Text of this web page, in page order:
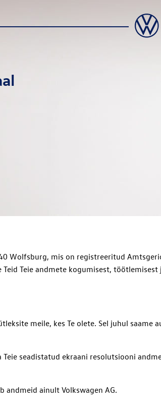
Wolfsburg, mis on registreeritud
Teie andmete kogumisest, töötlemisest
meile, kes Te olete. Sel juhul
seadistatud ekraani resolutsiooni
ainult Volkswagen AG.